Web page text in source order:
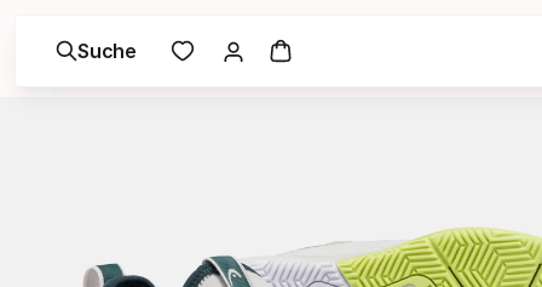
Suche